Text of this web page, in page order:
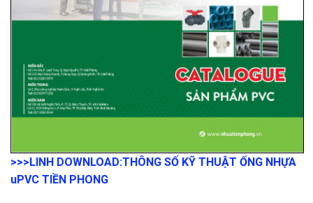
>>>LINH DOWNLOAD:THÔNG SỐ KỸ THUẬT ỐNG NHỰA
uPVC TIỀN PHONG